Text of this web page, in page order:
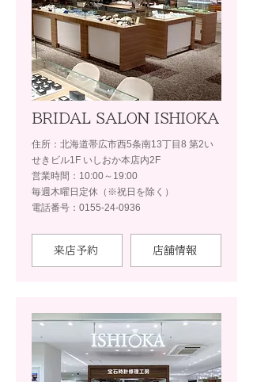
BRIDAL SALON ISHIOKA
住所：北海道帯広市西5条南13丁目8 第2い
せきビル1F いしおか本店内2F
営業時間：10:00～19:00
毎週木曜日定休（※祝日を除く）
電話番号：0155-24-0936
来店予約 店舗情報